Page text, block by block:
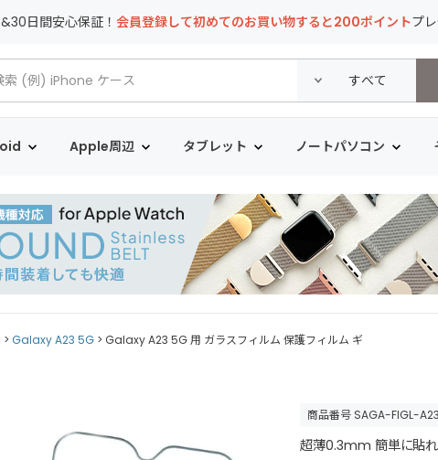
日間安心保証！ 会員登録して初めてのお買い物すると200ポイントプ
Apple周辺 タブレット ノートパソコン
Galaxy A23 5G Galaxy A23 5G 用 ガラスフィルム 保護フィルム ギ
商品番号 SAGA-FIGL-
超薄0.3mm 簡単に貼れ